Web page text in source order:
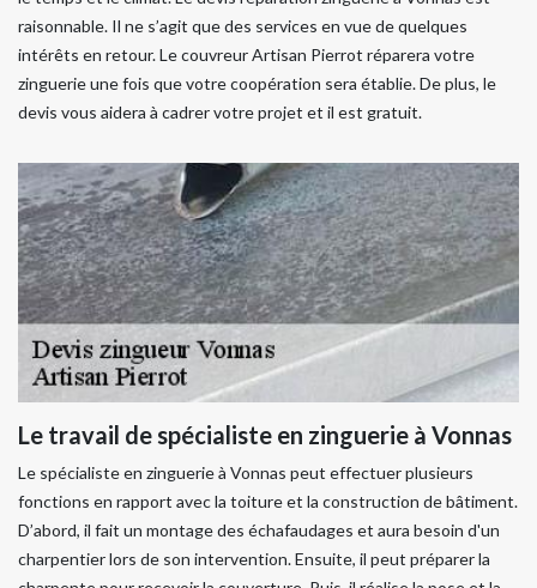
raisonnable. Il ne s’agit que des services en vue de quelques
intérêts en retour. Le couvreur Artisan Pierrot réparera votre
zinguerie une fois que votre coopération sera établie. De plus, le
devis vous aidera à cadrer votre projet et il est gratuit.
Le travail de spécialiste en zinguerie à Vonnas
Le spécialiste en zinguerie à Vonnas peut effectuer plusieurs
fonctions en rapport avec la toiture et la construction de bâtiment.
D’abord, il fait un montage des échafaudages et aura besoin d'un
charpentier lors de son intervention. Ensuite, il peut préparer la